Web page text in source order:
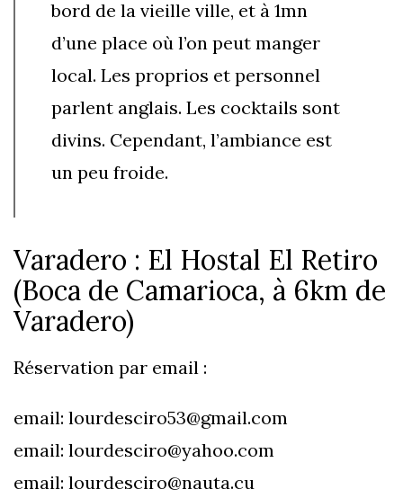
bord de la vieille ville, et à 1mn
d’une place où l’on peut manger
local. Les proprios et personnel
parlent anglais. Les cocktails sont
divins. Cependant, l’ambiance est
un peu froide.
Varadero : El Hostal El Retiro
(Boca de Camarioca, à 6km de
Varadero)
Réservation par email :
email: lourdesciro53@gmail.com
email: lourdesciro@yahoo.com
email: lourdesciro@nauta.cu